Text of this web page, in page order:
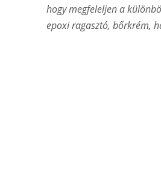
hogy megfeleljen a
epoxi ragasztó, bőrkrém,